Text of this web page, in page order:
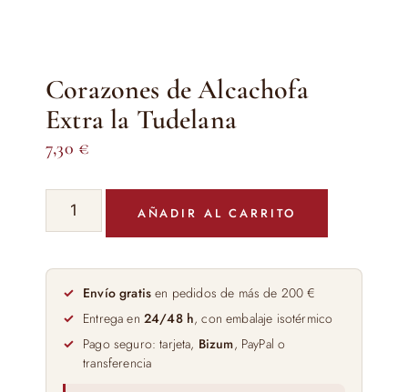
Corazones de Alcachofa
Extra la Tudelana
7,30 €
Corazones
Alcachofa
Extra
Tudelana
cantidad
AÑADIR AL CARRITO
Envío gratis en pedidos de más de 200 €
Entrega en 24/48 h, con embalaje isotérmico
Pago seguro: tarjeta, Bizum, PayPal o
transferencia